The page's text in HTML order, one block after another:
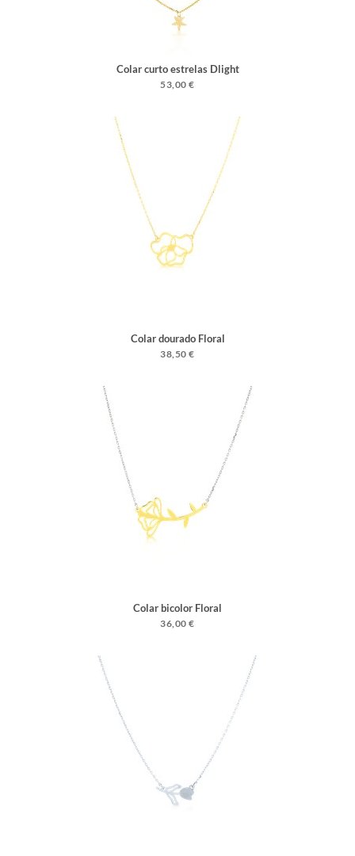
Colar curto estrelas Dlight
53,00 €
Colar dourado Floral
38,50 €
Colar bicolor Floral
36,00 €